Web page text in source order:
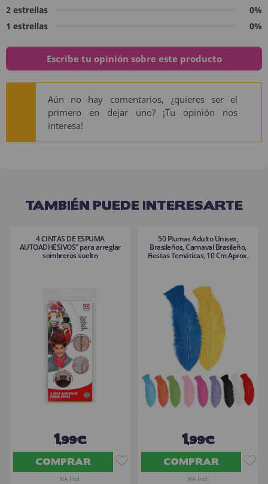
2 estrellas
0%
1 estrellas
0%
Escribe tu opinión sobre este producto
Aún no hay comentarios, ¿quieres ser el
primero en dejar uno? ¡Tu opinión nos
interesa!
TAMBIÉN PUEDE INTERESARTE
4 CINTAS DE ESPUMA
AUTOADHESIVOS" para arreglar
sombreros suelto
1,99€
COMPRAR
IVA Incl.
50 Plumas Adulto Unisex,
Brasileños, Carnaval Brasileño,
Fiestas Temáticas, 10 Cm Aprox.
1,99€
COMPRAR
IVA Incl.